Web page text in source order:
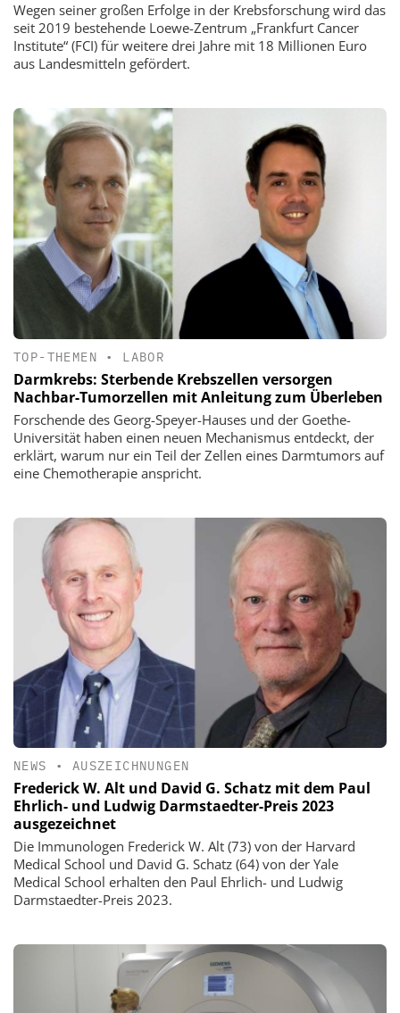
Wegen seiner großen Erfolge in der Krebsforschung wird das
seit 2019 bestehende Loewe-Zentrum „Frankfurt Cancer
Institute“ (FCI) für weitere drei Jahre mit 18 Millionen Euro
aus Landesmitteln gefördert.
TOP-THEMEN • LABOR
Darmkrebs: Sterbende Krebszellen versorgen
Nachbar-Tumorzellen mit Anleitung zum Überleben
Forschende des Georg-Speyer-Hauses und der Goethe-
Universität haben einen neuen Mechanismus entdeckt, der
erklärt, warum nur ein Teil der Zellen eines Darmtumors auf
eine Chemotherapie anspricht.
NEWS • AUSZEICHNUNGEN
Frederick W. Alt und David G. Schatz mit dem Paul
Ehrlich- und Ludwig Darmstaedter-Preis 2023
ausgezeichnet
Die Immunologen Frederick W. Alt (73) von der Harvard
Medical School und David G. Schatz (64) von der Yale
Medical School erhalten den Paul Ehrlich- und Ludwig
Darmstaedter-Preis 2023.